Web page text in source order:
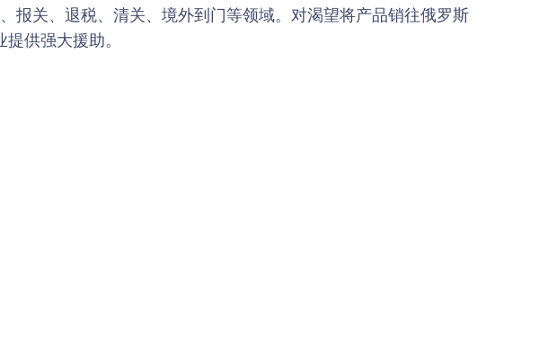
报关、退税、清关、境外到门等领域。对渴望将产品销往俄罗斯
供强大援助。